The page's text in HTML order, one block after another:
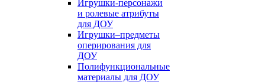
Игрушки-персонажи
и ролевые атрибуты
для ДОУ
Игрушки–предметы
оперирования для
ДОУ
Полифункциональные
материалы для ДОУ